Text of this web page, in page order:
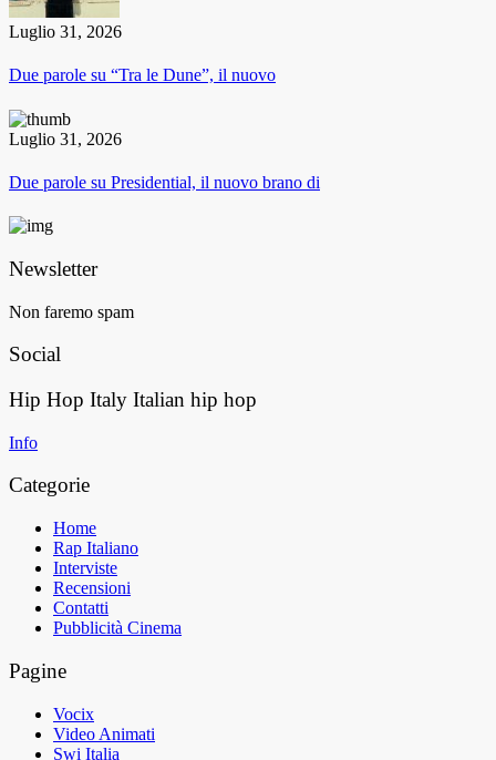
Luglio 31, 2026
Due parole su “Tra le Dune”, il nuovo
Luglio 31, 2026
Due parole su Presidential, il nuovo brano di
Newsletter
Non faremo spam
Social
Hip Hop Italy Italian hip hop
Info
Categorie
Home
Rap Italiano
Interviste
Recensioni
Contatti
Pubblicità Cinema
Pagine
Vocix
Video Animati
Swi Italia